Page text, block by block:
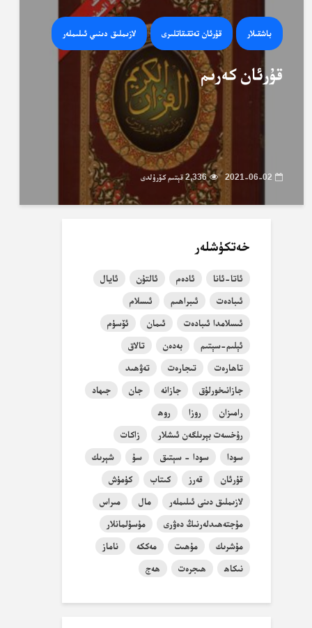
باشقىلار قۇرئان تەتقىقاتلىرى لازىملىق دىنىي ئىلىملەر
قۇرئان كەرىم
2021-06-02 2,336 قېتىم كۆرۈلدى
خەتكۈشلەر
ئاتا-ئانا ئادەم ئالتۇن
ئايال
ئىبادەت
ئىبراھىم
ئىسلام
ئىسلامدا ئىبادەت
ئىمان
ئۆسۈم
ئېلىم-سېتىم
بەدەن
تالاق
تاھارەت
تىجارەت
تەۋھىد
جازانىخورلۇق
جازانە جان
جىھاد
رامىزان
روزا
روھ
رۇخسەت بېرىلگەن ئىشلار
زاكات
سودا
سودا - سېتىق سۇ
شېرىك
قۇرئان
قەرز كىتاب
كۈمۈش
لازىملىق دىنى ئىلىملەر
مال
مىراس
مۇجتەھىدلەرنىڭ دەۋرى
مۇسۇلمانلار
مۇشرىك
مۇھىت مەككە
ناماز
نىكاھ
ھىجرەت ھەج